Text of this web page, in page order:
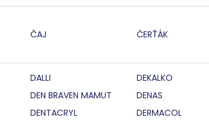
ČAJ ČERŤÁK
DALLI DEKALKO
DEN BRAVEN MAMUT
DENAS
DENTACRYL
DERMACOL